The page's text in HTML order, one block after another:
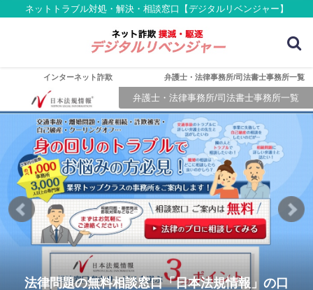
ネットトラブル対処・解決・相談窓口【デジタルリベンジャー】
インターネット詐欺 弁護士・法律事務所/司法書士事務所一覧
弁護士・法律事務所/司法書士事務所一覧
法律問題の無料相談窓口「日本法規情報」の口